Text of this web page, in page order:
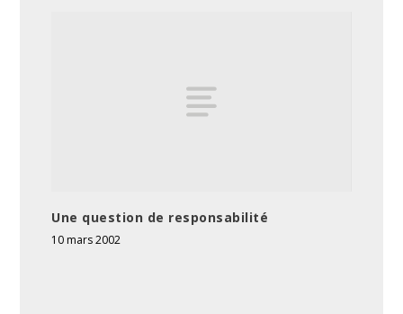
Une question de responsabilité
10 mars 2002